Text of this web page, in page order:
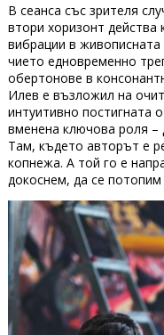
В сеанса със зрителя
втори хоризонт действа
вибрации в
чието едновременно
обертонове в
Илев е възложил на
интуитивно постигната
вменена ключова роля –
Там, където авторът е
копнежа. А той го е
докоснем, да се потопим